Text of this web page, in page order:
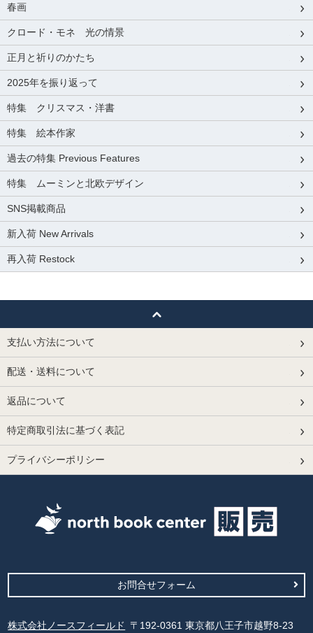
春画
クロード・モネ 光の情景
正月と祈りのかたち
2025年を振り返って
特集 クリスマス・洋書
特集 絵本作家
過去の特集 Previous Features
特集 ムーミンと北欧デザイン
SNS掲載商品
新入荷 New Arrivals
再入荷 Restock
支払い方法について
配送・送料について
返品について
特定商取引法に基づく表記
プライバシーポリシー
お問合せフォーム
株式会社ノースフィールド 〒192-0361 東京都八王子市越野8-23